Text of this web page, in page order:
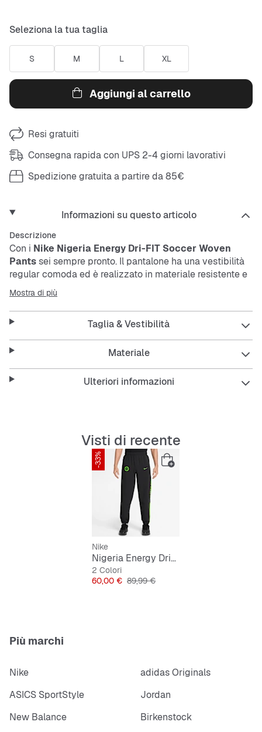
Seleziona la tua taglia
S M L XL
Aggiungi al carrello
Resi gratuiti
Consegna rapida con UPS 2-4 giorni lavorativi
Spedizione gratuita a partire da 85€
Informazioni su questo articolo
Descrizione
Con i Nike Nigeria Energy Dri-FIT Soccer Woven
Pantssei sempre pronto. Il pantalone ha una vestibilità
regular comoda ed è realizzato in materiale resistente e
traspirante. Così resti asciutto e flessibile anche durante
l’azione. Il nero pulito con dettagli neon dà un tocco
fresco al look.
Features:
Resistente e facile da curare
Gamba lunga con vita elastica
Accenti neon come punto focale
Mostra di più
Taglia & Vestibilità
Materiale
Ulteriori informazioni
Visti di recente
-33%
Nike
Nigeria Energy Dri-FIT Soccer Woven Pants
2 Colori
Prezzo
60,00 € Prezzo originale
89,99 €
Più marchi
Nike
adidas Originals
ASICS SportStyle
Jordan
New Balance
Birkenstock